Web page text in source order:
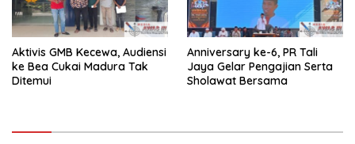
Aktivis GMB Kecewa, Audiensi
ke Bea Cukai Madura Tak
Ditemui
Anniversary ke-6, PR Tali
Jaya Gelar Pengajian Serta
Sholawat Bersama